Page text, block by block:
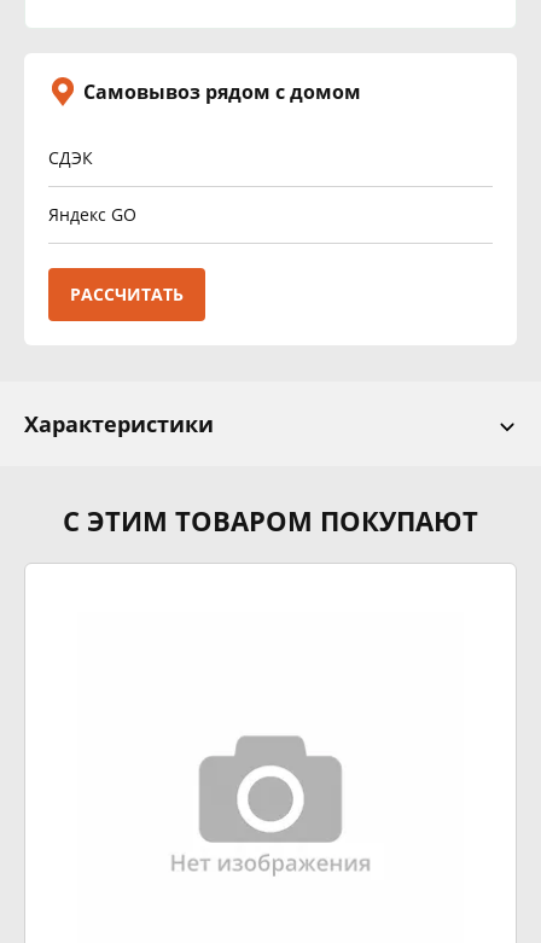
Самовывоз рядом с домом
СДЭК
Яндекс GO
РАССЧИТАТЬ
Характеристики
С ЭТИМ ТОВАРОМ ПОКУПАЮТ